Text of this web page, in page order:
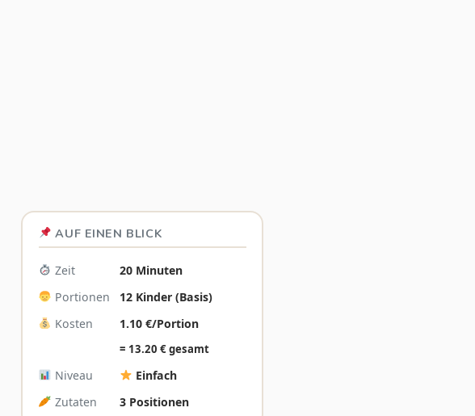
AUF EINEN BLICK
Zeit
20 Minuten
Portionen
12 Kinder (Basis)
Kosten
1.10 €/Portion
= 13.20 € gesamt
Niveau
Einfach
Zutaten
3 Positionen